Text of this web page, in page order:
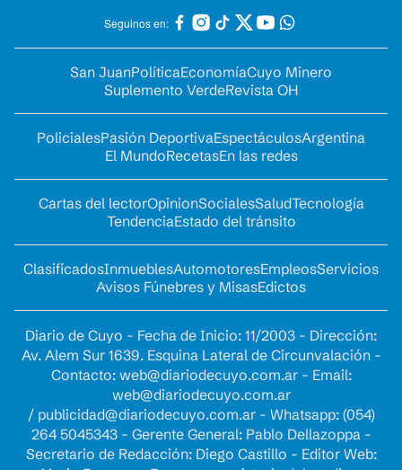
Seguinos en:
San JuanPolíticaEconomíaCuyo Minero
Suplemento VerdeRevista OH
PolicialesPasión DeportivaEspectáculosArgentina
El MundoRecetasEn las redes
Cartas del lectorOpinionSocialesSaludTecnología
TendenciaEstado del tránsito
ClasificadosInmueblesAutomotoresEmpleosServicios
Avisos Fúnebres y MisasEdictos
Diario de Cuyo - Fecha de Inicio: 11/2003 - Dirección:
Av. Alem Sur 1639. Esquina Lateral de Circunvalación -
Contacto: web@diariodecuyo.com.ar- Email:
web@diariodecuyo.com.ar
/ publicidad@diariodecuyo.com.ar- Whatsapp: (054)
264 5045343 - Gerente General: Pablo Dellazoppa -
Secretario de Redacción: Diego Castillo - Editor Web: